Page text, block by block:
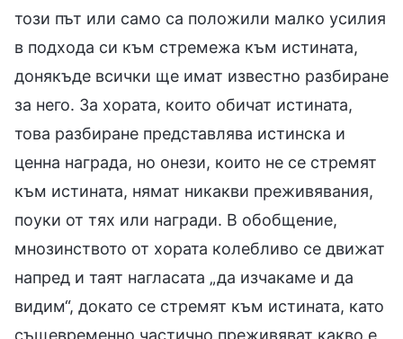
този път или само са положили малко усилия
в подхода си към стремежа към истината,
донякъде всички ще имат известно разбиране
за него. За хората, които обичат истината,
това разбиране представлява истинска и
ценна награда, но онези, които не се стремят
към истината, нямат никакви преживявания,
поуки от тях или награди. В обобщение,
мнозинството от хората колебливо се движат
напред и таят нагласата „да изчакаме и да
видим“, докато се стремят към истината, като
същевременно частично преживяват какво е